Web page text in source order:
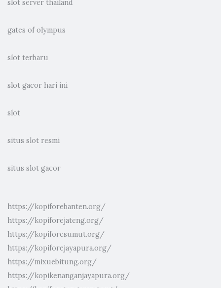
slot server thailand
gates of olympus
slot terbaru
slot gacor hari ini
slot
situs slot resmi
situs slot gacor
https://kopiforebanten.org/
https://kopiforejateng.org/
https://kopiforesumut.org/
https://kopiforejayapura.org/
https://mixuebitung.org/
https://kopikenanganjayapura.org/